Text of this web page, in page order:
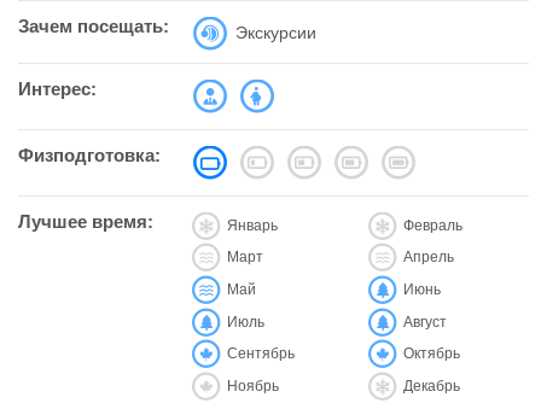
Зачем посещать: Экскурсии
Интерес:
Физподготовка:
Лучшее время: Январь Февраль
Март Апрель
Май Июнь
Июль Август
Сентябрь Октябрь
Ноябрь Декабрь